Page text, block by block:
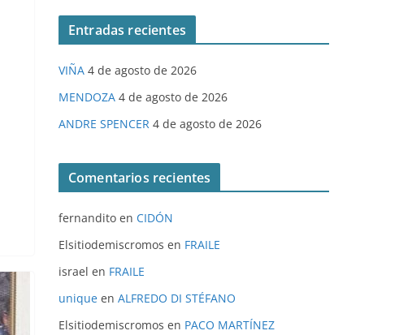
Entradas recientes
VIÑA 4 de agosto de 2026
MENDOZA 4 de agosto de 2026
ANDRE SPENCER 4 de agosto de 2026
Comentarios recientes
fernandito en CIDÓN
Elsitiodemiscromos en FRAILE
israel en FRAILE
unique en ALFREDO DI STÉFANO
Elsitiodemiscromos en PACO MARTÍNEZ